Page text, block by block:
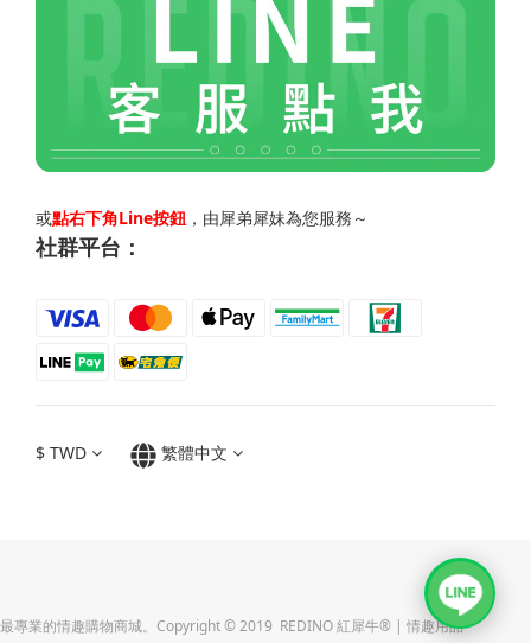
或點右下角Line按鈕 ，由犀弟犀妹為您服務～
社群平台：
$ TWD 繁體中文
最專業的情趣購物商城。Copyright © 2019 REDINO 紅犀牛® | 情趣用品